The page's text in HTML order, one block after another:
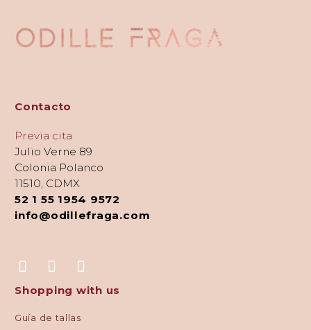
Contacto
Previa cita
Julio Verne 89
Colonia Polanco
11510, CDMX
52 1 55 1954 9572
info@odillefraga.com
Shopping with us
Guía de tallas